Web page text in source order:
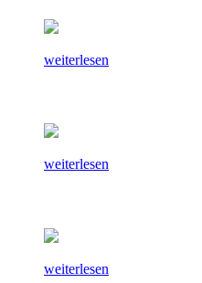
weiterlesen
weiterlesen
weiterlesen